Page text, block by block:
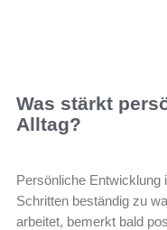
Was stärkt
Alltag?
Persönliche Entwicklung
Schritten beständig zu
arbeitet, bemerkt bald